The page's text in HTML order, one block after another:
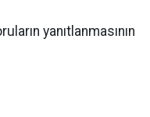
yanıtlanmasının